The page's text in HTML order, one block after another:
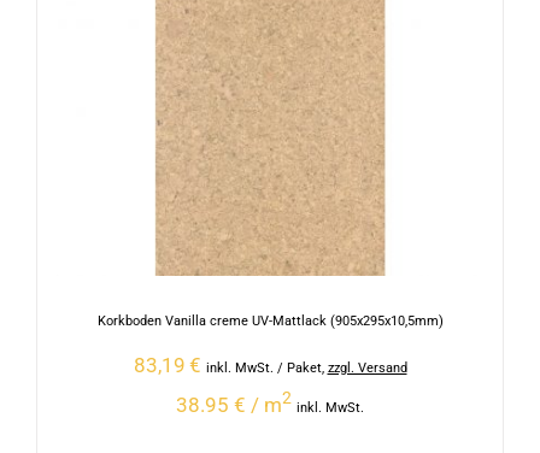
Korkboden Vanilla creme UV-Mattlack (905x295x10,5mm)
83,19 € inkl. MwSt. / Paket, zzgl. Versand
38.95 € / m2
inkl. MwSt.